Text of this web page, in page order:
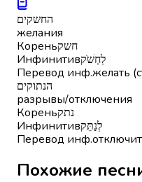
החשקים
желания
Кореньחשק
Инфинитивלַחְשֹׁק
Перевод инф.желать
הנתוקים
разрывы/отключения
Кореньנתק
Инфинитивלְנַתֵּק
Перевод инф.
Похожие